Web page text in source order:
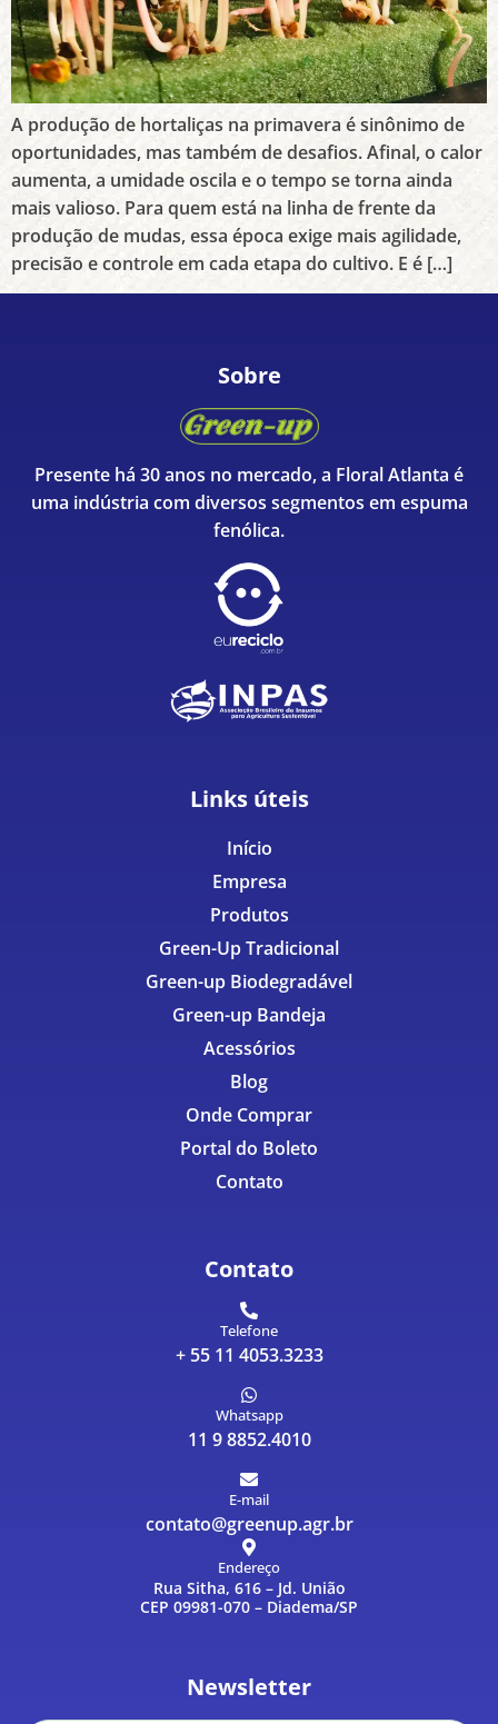
A produção de hortaliças na primavera é sinônimo de
oportunidades, mas também de desafios. Afinal, o calor
aumenta, a umidade oscila e o tempo se torna ainda
mais valioso. Para quem está na linha de frente da
produção de mudas, essa época exige mais agilidade,
precisão e controle em cada etapa do cultivo. E é […]
Sobre
Presente há 30 anos no mercado, a Floral Atlanta é
uma indústria com diversos segmentos em espuma
fenólica.
Links úteis
Início
Empresa
Produtos
Green-Up Tradicional
Green-up Biodegradável
Green-up Bandeja
Acessórios
Blog
Onde Comprar
Portal do Boleto
Contato
Contato
Telefone
+ 55 11 4053.3233
Whatsapp
11 9 8852.4010
E-mail
contato@greenup.agr.br
Endereço
Rua Sitha, 616 – Jd. União
CEP 09981-070 – Diadema/SP
Newsletter